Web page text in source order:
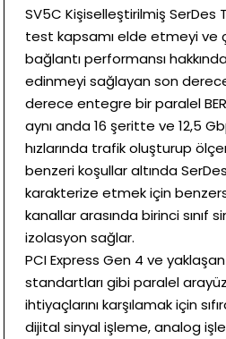
SV5C Kişiselleştirilmiş SerDes
test kapsamı elde etmeyi ve
bağlantı performansı
edinmeyi sağlayan son
derece entegre bir paralel
aynı anda 16 şeritte ve 12,5
hızlarında trafik oluşturup
benzeri koşullar altında
karakterize etmek için
kanallar arasında birinci sınıf
izolasyon sağlar.
PCI Express Gen 4 ve
standartları gibi paralel
ihtiyaçlarını karşılamak için
dijital sinyal işleme, analog